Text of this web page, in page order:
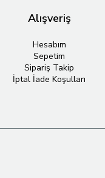
Alışveriş
Hesabım
Sepetim
Sipariş Takip
İptal İade Koşulları